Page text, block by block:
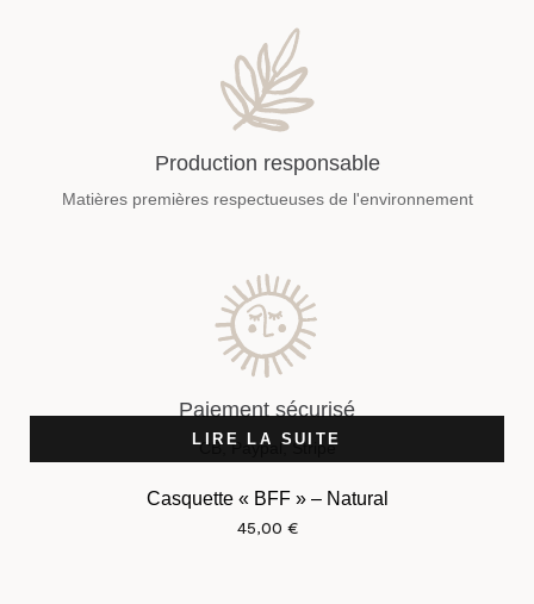
LIRE LA SUITE
Casquette « BFF » – Natural
45,00 €
Production responsable
Matières premières respectueuses de l'environnement
Paiement sécurisé
CB, Paypal, Stripe